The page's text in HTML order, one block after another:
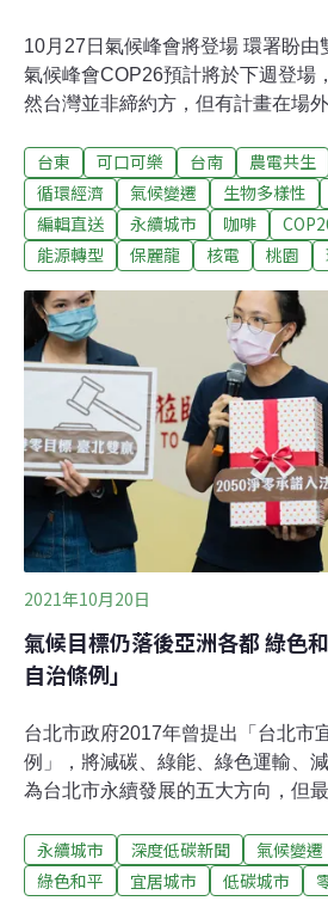
10月27日氣候峰會將登場 環署盼由
氣候峰會COP26預計將於下週登場
然台灣並非締約方，但有計畫在場
年淨零排放的決心與目標。環保署
長蔡玲儀說明，現在國際間雖然很
淨零排放，真正將這個目標入法的
室氣體減量及管理法修法草案才正
2050年目標納入，代表台灣願意具
導）13縣市首長齊聚！全台最大規
《今周刊》去年首發國內首次六都
調查，根據聯合國17項永續發展指
料，同時透過網路民調了解民眾對
意度。今年評比範圍從六都擴及到
縣），最後依據「六都」與「非六
得獎城市。今日公布結果，
台東 可口可樂 台南 農電共生
循環經濟
氣候變遷 生物多樣性
編輯直送
永續城市 咖啡
能源轉型
保麗龍 核電 桃園
2021年10月20日
氣候目標仍落後亞洲各都 綠色
自治條例」
台北市政府2017年曾提出「台北市
例」，將減碳、綠能、綠色運輸、
為台北市永續發展的五大方向，但
員召開記者會，呼籲台北市政府應
例，並將「2050淨零排放」與「零
永續城市 深度低碳新聞 氣候變遷
綠色和平
宜居城市 低碳城市